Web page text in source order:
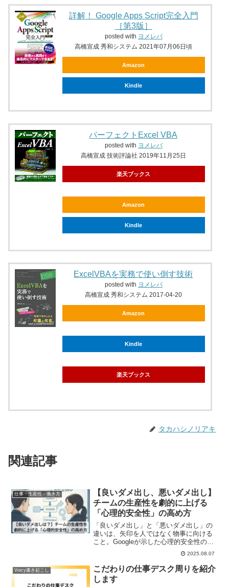
詳解！ Google Apps Script完全入門
［第3版］
posted with ヨメレバ
高橋宣成 秀和システム 2021年07月06日頃
Amazon
Kindle
パーフェクトExcel VBA
posted with ヨメレバ
高橋宣成 技術評論社 2019年11月25日
楽天ブックス
Amazon
Kindle
ExcelVBAを実務で使い倒す技術
posted with ヨメレバ
高橋宣成 秀和システム 2017-04-20
Amazon
Kindle
楽天ブックス
タカハシノリアキ
関連記事
仕事・生産性・働き方
【良いダメ出し、悪いダメ出し】
チームの生産性を劇的に上げる
「心理的安全性」の高め方
「良いダメ出し」と「悪いダメ出し」の
違いは、矢印を人ではなく物事に向ける
こと。Googleが示した心理的安全性の高
め方と、チームの生産性を劇的に上げる
2025.08.07
Voicy書き起こし
こだわりの仕事デスク周りを紹介
します